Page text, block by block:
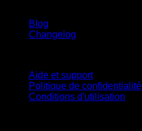
Blog
Changelog
Aide et support
Politique de confidentialité
Conditions d'utilisation